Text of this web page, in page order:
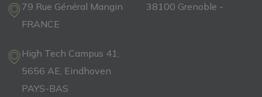
79 Rue Général Mangin 38100 Grenoble -
FRANCE
High Tech Campus 41,
5656 AE, Eindhoven
PAYS-BAS